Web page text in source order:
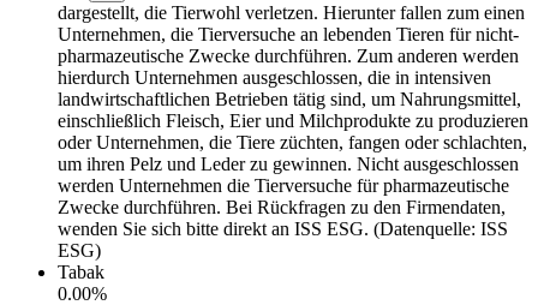
dargestellt, die Tierwohl verletzen. Hierunter fallen zum einen
Unternehmen, die Tierversuche an lebenden Tieren für nicht-
pharmazeutische Zwecke durchführen. Zum anderen werden
hierdurch Unternehmen ausgeschlossen, die in intensiven
landwirtschaftlichen Betrieben tätig sind, um Nahrungsmittel,
einschließlich Fleisch, Eier und Milchprodukte zu produzieren
oder Unternehmen, die Tiere züchten, fangen oder schlachten,
um ihren Pelz und Leder zu gewinnen. Nicht ausgeschlossen
werden Unternehmen die Tierversuche für pharmazeutische
Zwecke durchführen. Bei Rückfragen zu den Firmendaten,
wenden Sie sich bitte direkt an ISS ESG. (Datenquelle: ISS
ESG)
Tabak
0.00%